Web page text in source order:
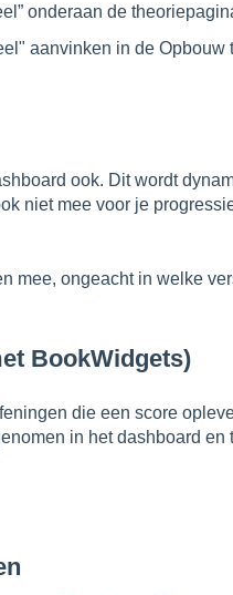
onderaan de
aanvinken in de
ook. Dit wordt
niet mee voor je
mee, ongeacht in welke
BookWidgets)
die een score
in het dashboard